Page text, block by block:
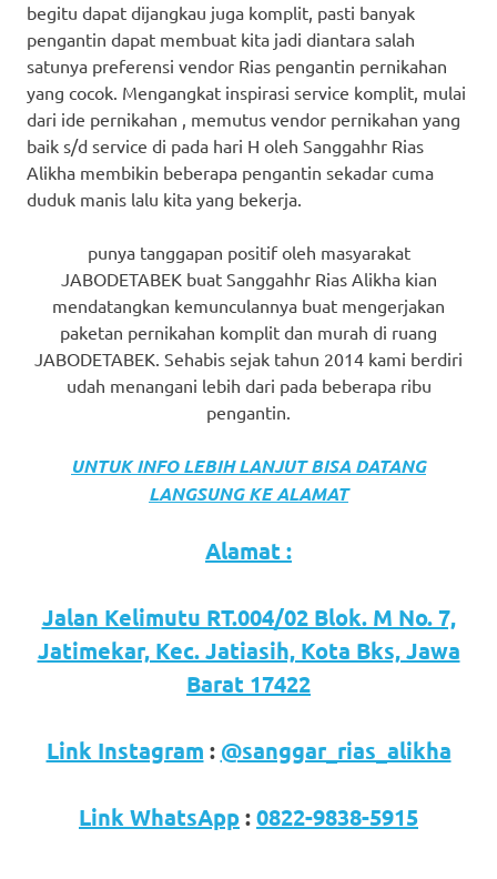
begitu dapat dijangkau juga komplit, pasti banyak
pengantin dapat membuat kita jadi diantara salah
satunya preferensi vendor Rias pengantin pernikahan
yang cocok. Mengangkat inspirasi service komplit, mulai
dari ide pernikahan , memutus vendor pernikahan yang
baik s/d service di pada hari H oleh Sanggahhr Rias
Alikha membikin beberapa pengantin sekadar cuma
duduk manis lalu kita yang bekerja.
punya tanggapan positif oleh masyarakat
JABODETABEK buat Sanggahhr Rias Alikha kian
mendatangkan kemunculannya buat mengerjakan
paketan pernikahan komplit dan murah di ruang
JABODETABEK. Sehabis sejak tahun 2014 kami berdiri
udah menangani lebih dari pada beberapa ribu
pengantin.
UNTUK INFO LEBIH LANJUT BISA DATANG
LANGSUNG KE ALAMAT
Alamat :
Jalan Kelimutu RT.004/02 Blok. M No. 7,
Jatimekar, Kec. Jatiasih, Kota Bks, Jawa
Barat 17422
Link Instagram : @sanggar_rias_alikha
Link WhatsApp:0822-9838-5915